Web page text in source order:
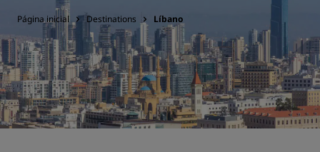
Página inicial Destinations Líbano